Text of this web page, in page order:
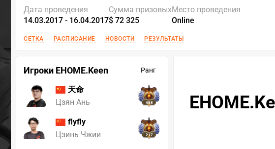
Дата проведения
14.03.2017 - 16.04.2017
Сумма призовых
$ 72 325
Место проведения
Online
СЕТКА РАСПИСАНИЕ НОВОСТИ РЕЗУЛЬТАТЫ
Игроки EHOME.Keen Ранг
天命
Цзян Ань
488
flyfly
Цзинь Чжии
217